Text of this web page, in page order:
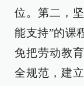
位。第二，
能支持”的课
免把劳动教
全规范，建